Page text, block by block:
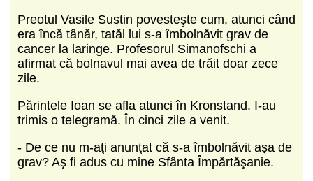
Preotul Vasile Sustin povesteşte cum, atunci când
era încă tânăr, tatăl lui s-a îmbolnăvit grav de
cancer la laringe. Profesorul Simanofschi a
afirmat că bolnavul mai avea de trăit doar zece
zile.
Părintele Ioan se afla atunci în Kronstand. I-au
trimis o telegramă. În cinci zile a venit.
- De ce nu m-aţi anunţat că s-a îmbolnăvit aşa de
grav? Aş fi adus cu mine Sfânta Împărtăşanie.